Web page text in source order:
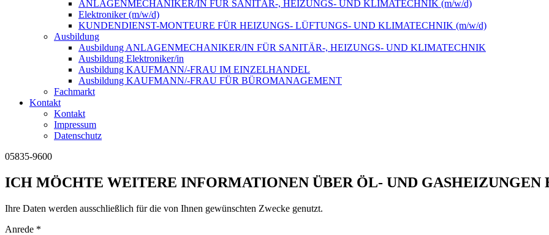
ANLAGENMECHANIKER/IN FÜR SANITÄR-, HEIZUNGS- UND KLIMATECHNIK (m/w/d)
Elektroniker (m/w/d)
KUNDENDIENST-MONTEURE FÜR HEIZUNGS- LÜFTUNGS- UND KLIMATECHNIK (m/w/d)
Ausbildung
Ausbildung ANLAGENMECHANIKER/IN FÜR SANITÄR-, HEIZUNGS- UND KLIMATECHNIK
Ausbildung Elektroniker/in
Ausbildung KAUFMANN/-FRAU IM EINZELHANDEL
Ausbildung KAUFMANN/-FRAU FÜR BÜROMANAGEMENT
Fachmarkt
Kontakt
Kontakt
Impressum
Datenschutz
05835-9600
ICH MÖCHTE WEITERE INFORMATIONEN ÜBER ÖL- UND GASHEIZUNGEN
Ihre Daten werden ausschließlich für die von Ihnen gewünschten Zwecke genutzt.
Anrede *